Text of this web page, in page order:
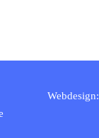
Webdesign: